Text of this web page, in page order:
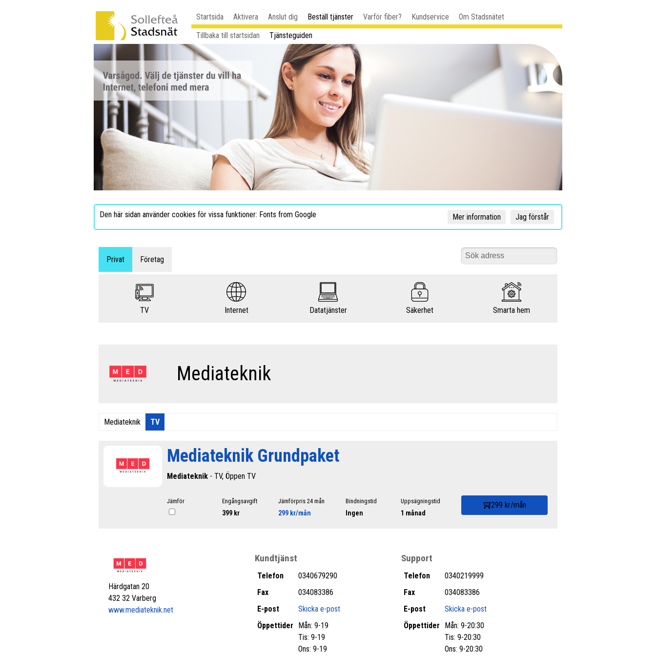
Startsida Aktivera Anslut dig Beställ tjänster Varför fiber? Kundservice
Om Stadsnätet
Tillbaka till startsidan
Tjänsteguiden
Den här sidan använder cookies för vissa funktioner: Fonts from Google Jag förstår
Mer information
Privat Företag
TV Internet Datatjänster Säkerhet Smarta hem
Mediateknik
Mediateknik TV
Mediateknik Grundpaket
Mediateknik - TV, Öppen TV
Jämför Engångsavgift
399 kr
Jämförpris 24 mån
299 kr/mån
Bindningstid
Ingen
Uppsägningstid
1 månad
299 kr/mån
Härdgatan 20
432 32 Varberg
www.mediateknik.net
Kundtjänst
Telefon
0340679290
Fax
034083386
E-post
Skicka e-post
Öppettider
Mån: 9-19
Tis: 9-19
Ons: 9-19
Support
Telefon
0340219999
Fax
034083386
E-post
Skicka e-post
Öppettider
Mån: 9-20:30
Tis: 9-20:30
Ons: 9-20:30